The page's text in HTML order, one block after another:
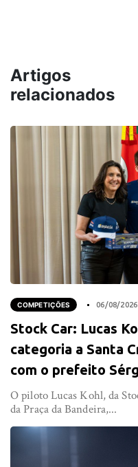
Artigos
relacionados
COMPETIÇÕES 06/08/2026
Stock Car: Lucas
categoria a Santa
com o prefeito
O piloto Lucas Kohl, da
da Praça da Bandeira,...